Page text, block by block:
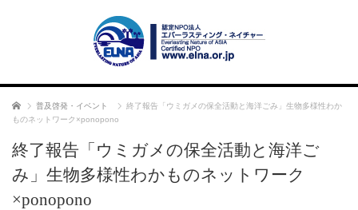
ホーム 普及啓発・イベント
終了報告「ウミガメの保全活動と海洋ごみ」生物多様性わか
ものネットワーク×ponopono
終了報告「ウミガメの保全活動と海洋ご
み」生物多様性わかものネットワーク
×ponopono